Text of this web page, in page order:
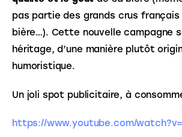
pas partie des grands crus
bière…). Cette nouvelle campagne
héritage, d’une manière plutôt
humoristique.
Un joli spot publicitaire, à
https://www.youtube.com/